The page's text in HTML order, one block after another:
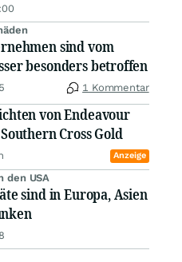
sind vom
besonders betroffen
1 Kommentar
von Endeavour
Cross Gold
Anzeige
den USA
sind in Europa, Asien